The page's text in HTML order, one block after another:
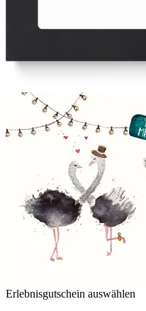
Erlebnisgutschein auswählen